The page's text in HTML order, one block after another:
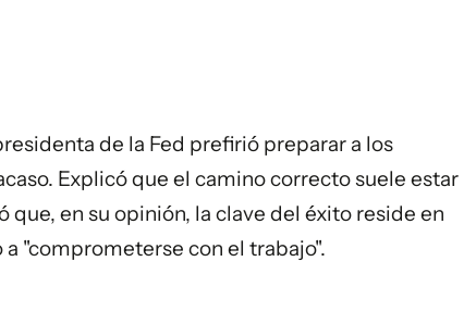
de la Fed prefirió preparar a los
Explicó que el camino correcto suele estar
que, en su opinión, la clave del éxito reside en
"comprometerse con el trabajo".